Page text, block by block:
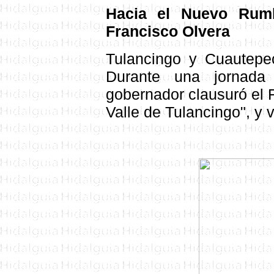
Hacia el Nuevo
Francisco Olvera
Tulancingo y
Durante una
gobernador clausuró el
Valle de Tulancingo", y